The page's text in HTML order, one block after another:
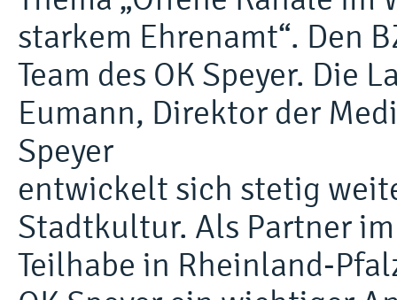
starkem Ehrenamt“. Den
Team des OK Speyer. Die
Eumann, Direktor der
Speyer
entwickelt sich stetig
Stadtkultur. Als Partner
Teilhabe in Rheinland-